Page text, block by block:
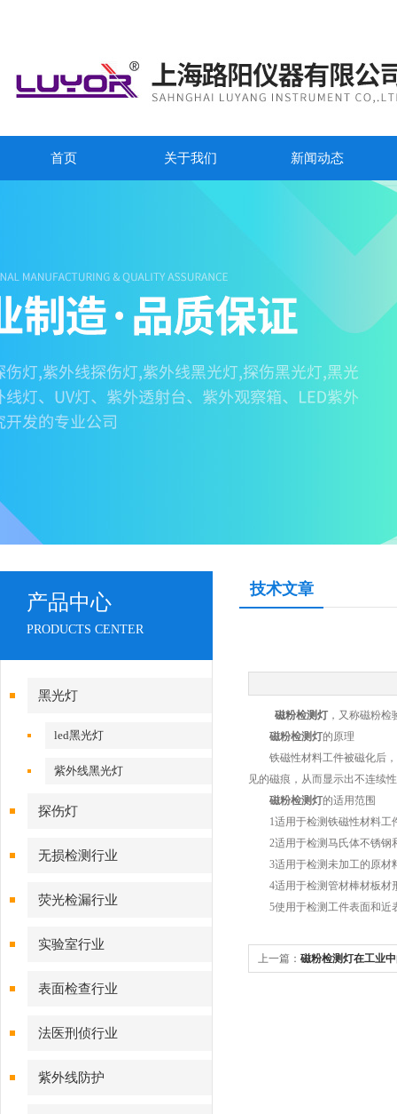
首页 关于我们 新闻动态
产品中心
PRODUCTS CENTER
黑光灯
led黑光灯
紫外线黑光灯
探伤灯
无损检测行业
荧光检漏行业
实验室行业
表面检查行业
法医刑侦行业
紫外线防护
技术文章
磁粉检测灯 ，又称磁粉
磁粉检测灯的原理
铁磁性材料工件被磁化后，
见的磁痕，从而显示出不连续
磁粉检测灯的适用范围
1适用于检测铁磁性材料工
2适用于检测马氏体不锈钢
3适用于检测未加工的原材
4适用于检测管材棒材板材
5使用于检测工件表面和近表
上一篇： 磁粉检测灯在工业